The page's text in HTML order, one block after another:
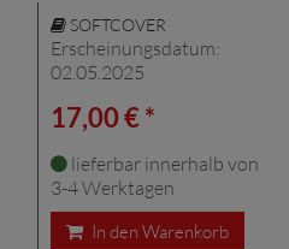
SOFTCOVER
Erscheinungsdatum:
02.05.2025
17,00 € *
lieferbar innerhalb von
3-4 Werktagen
In den Warenkorb